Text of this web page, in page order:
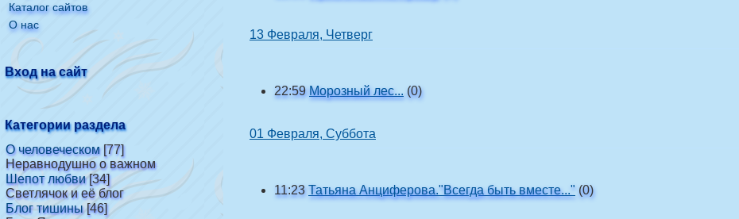
Каталог сайтов
О нас
Вход на сайт
Категории раздела
О человеческом [77]
Неравнодушно о важном
Шепот любви [34]
Светлячок и её блог
Блог тишины [46]
13 Февраля, Четверг
22:59 Морозный лес... (0)
01 Февраля, Суббота
11:23 Татьяна Анциферова."Всегда быть вместе..." (0)